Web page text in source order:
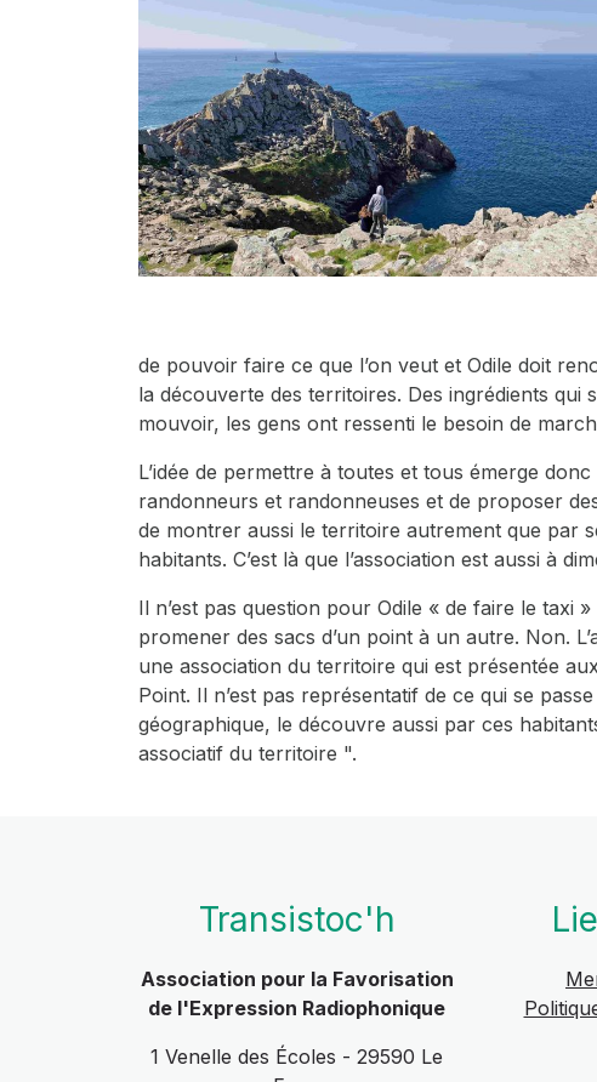
de pouvoir faire ce que l’on veut et Odile doit
la découverte des territoires. Des ingrédients
mouvoir, les gens ont ressenti le besoin de
L’idée de permettre à toutes et tous émerge
randonneurs et randonneuses et de proposer
de montrer aussi le territoire autrement que par
habitants. C’est là que l’association est aussi à
Il n’est pas question pour Odile « de faire le taxi
promener des sacs d’un point à un autre. Non.
une association du territoire qui est présentée
Point. Il n’est pas représentatif de ce qui se
géographique, le découvre aussi par ces
associatif du territoire ".
Transistoc'h
Association pour la Favorisation
de l'Expression Radiophonique
1 Venelle des Écoles - 29590 Le